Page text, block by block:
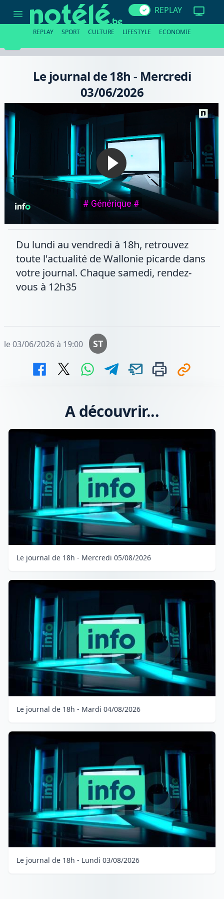
journal
03/06/2026
REPLAY
REPLAY SPORT CULTURE LIFESTYLE ECONOMIE
Le journal de 18h - Mercredi
03/06/2026
# Générique #
Du lundi au vendredi à 18h, retrouvez
toute l'actualité de Wallonie picarde dans
votre journal. Chaque samedi, rendez-
vous à 12h35
le 03/06/2026 à 19:00 ST
A découvrir...
Le journal de 18h - Mercredi 05/08/2026
Le journal de 18h - Mardi 04/08/2026
Le journal de 18h - Lundi 03/08/2026